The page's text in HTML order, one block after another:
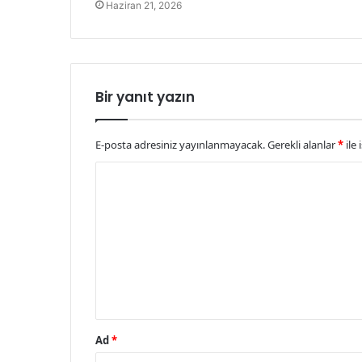
Haziran 21, 2026
Bir yanıt yazın
E-posta adresiniz yayınlanmayacak.Gerekli alanlar* ile
Ad*